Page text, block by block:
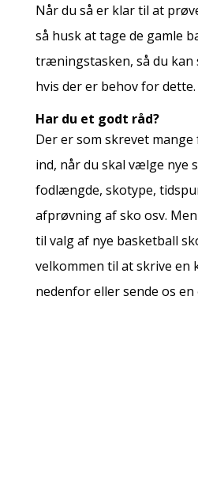
Når du så er klar til at
så husk at tage de gamle
træningstasken, så du kan
hvis der er behov for dette.
Har du et godt råd?
Der er som skrevet
ind, når du skal vælge nye
fodlængde, skotype,
afprøvning af sko osv.
til valg af nye basketball
velkommen til at skrive en
nedenfor eller sende os en